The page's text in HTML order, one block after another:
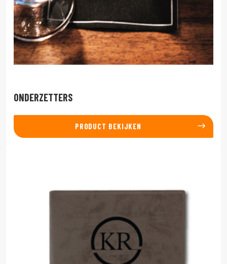
ONDERZETTERS
PRODUCT BEKIJKEN